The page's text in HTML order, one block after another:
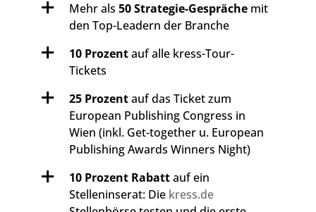
Mehr als 50 Strategie-Gespräche mit
den Top-Leadern der Branche
10 Prozentauf alle kress-Tour-
Tickets
25 Prozentauf das Ticket zum
European Publishing Congress in
Wien (inkl. Get-together u. European
Publishing Awards Winners Night)
10 Prozent Rabattauf ein
Stelleninserat: Die kress.de